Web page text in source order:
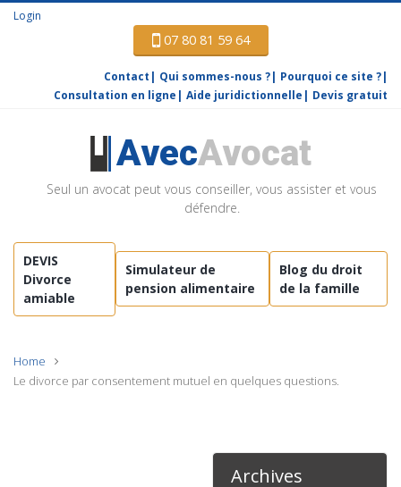
Login
07 80 81 59 64
Contact Qui sommes-nous ?
Pourquoi ce site ?
Consultation en ligne
Aide juridictionnelle Devis gratuit
AvecAvocat
Seul un avocat peut vous conseiller, vous assister et vous
défendre.
DEVIS
Divorce
amiable
Simulateur de
pension alimentaire
Blog du droit
de la famille
Home
Le divorce par consentement mutuel en quelques questions.
Archives